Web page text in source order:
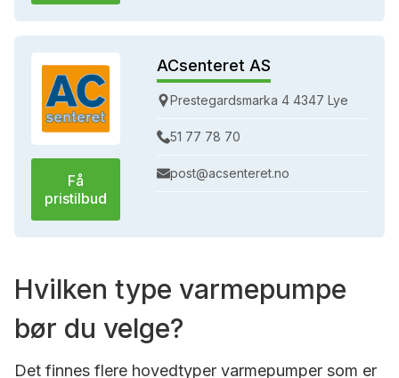
Få
pristilbud
ACsenteret AS
Prestegardsmarka 4 4347 Lye
51 77 78 70
post@acsenteret.no
Hvilken type varmepumpe
bør du velge?
Det finnes flere hovedtyper varmepumper som er